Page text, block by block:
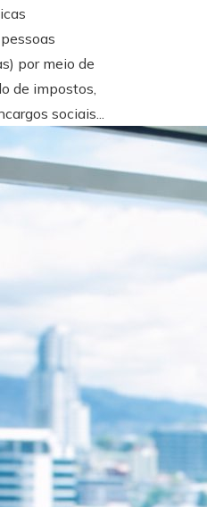
por meio de
de impostos,
sociais...